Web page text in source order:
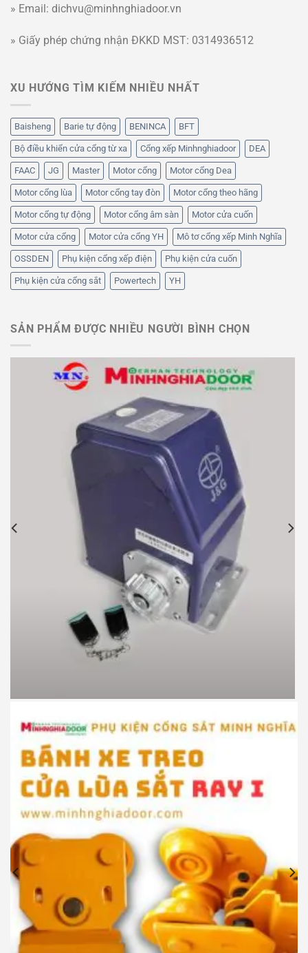
» Email: dichvu@minhnghiadoor.vn
» Giấy phép chứng nhận ĐKKD MST: 0314936512
XU HƯỚNG TÌM KIẾM NHIỀU NHẤT
Baisheng Barie tự động BENINCA BFT
Bộ điều khiển cửa cổng từ xa Cổng xếp Minhnghiadoor DEA
FAAC JG Master Motor cổng Motor cổng Dea
Motor cổng lùa Motor cổng tay đòn Motor cổng theo hãng
Motor cổng tự động Motor cổng âm sàn Motor cửa cuốn
Motor cửa cổng Motor cửa cổng YH Mô tơ cổng xếp Minh Nghĩa
OSSDEN Phụ kiện cổng xếp điện Phụ kiện cửa cuốn
Phụ kiện cửa cổng sắt Powertech YH
SẢN PHẨM ĐƯỢC NHIỀU NGƯỜI BÌNH CHỌN